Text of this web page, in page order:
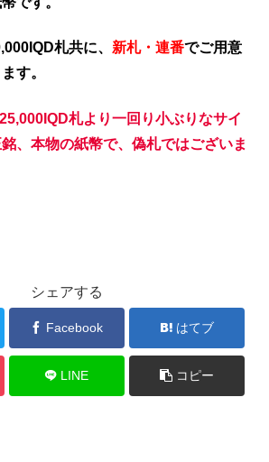
札共に、 新札・連番でご用意
す。
札より一回り小ぶりなサイ
、本物の紙幣で、偽札ではございま
シェアする
Facebook はてブ
LINE コピー